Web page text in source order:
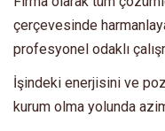
çerçevesinde
profesyonel odaklı
İşindeki enerjisini ve
kurum olma yolunda